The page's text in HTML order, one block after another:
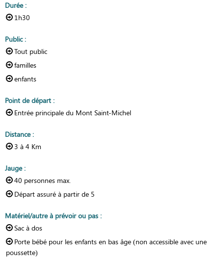
Durée:
1h30
Public:
Tout public
familles
enfants
Point de départ :
Entrée principale du Mont Saint-Michel
Distance:
3 à 4 Km
Jauge:
40 personnes max.
Départ assuré à partir de 5
Matériel/autre à prévoir ou pas :
Sac à dos
Porte bébé pour les enfants en bas âge (non accessible avec une
poussette)